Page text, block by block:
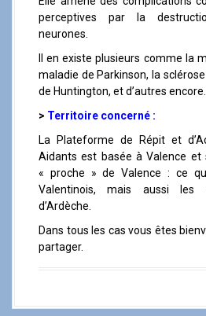
perceptives par la
neurones.
Il en existe plusieurs comme la
maladie de Parkinson, la
de Huntington, et d’autres encore…
> Territoire concerné :
La Plateforme de Répit et
Aidants est basée à Valence et
« proche » de Valence : ce
Valentinois, mais aussi les
d’Ardèche.
Dans tous les cas vous êtes
partager.